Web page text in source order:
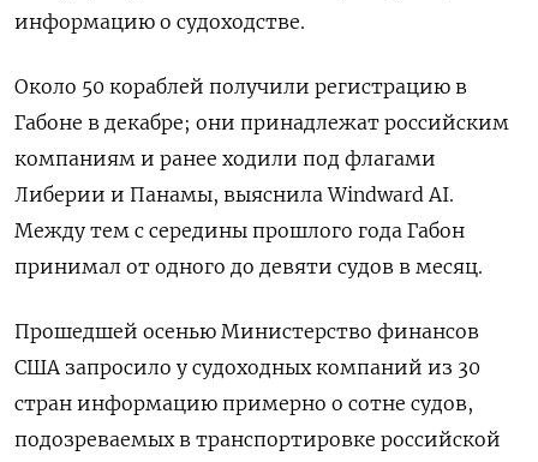
информацию о судоходстве.
Около 50 кораблей получили регистрацию в
Габоне в декабре; они принадлежат российским
компаниям и ранее ходили под флагами
Либерии и Панамы, выяснила Windward AI.
Между тем с середины прошлого года Габон
принимал от одного до девяти судов в месяц.
Прошедшей осенью Министерство финансов
США запросило у судоходных компаний из 30
стран информацию примерно о сотне судов,
подозреваемых в транспортировке российской